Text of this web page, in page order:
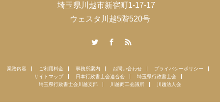
埼玉県川越市新宿町1-17-17
ウェスタ川越5階520号
業務内容 ご利用料金 事務所案内 お問い合わせ
プライバシーポリシー
サイトマップ
日本行政書士会連合会
埼玉県行政書士会
埼玉県行政書士会川越支部
川越商工会議所 川越法人会